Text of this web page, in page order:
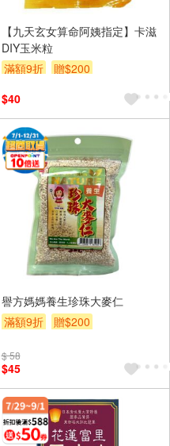
【九天玄女算命阿姨指定】卡滋
DIY玉米粒
滿額9折
贈$200
$40
譽方媽媽養生珍珠大麥仁
滿額9折
贈$200
$ 58
$45